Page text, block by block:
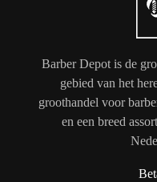
Barber Depot is de
gebied van het
groothandel voor
en een breed